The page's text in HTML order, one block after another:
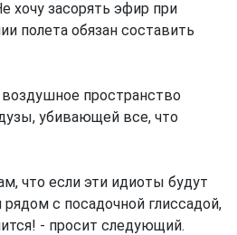
хочу засорять эфир при
полета обязан составить
пространство
убивающей все, что
что если эти идиоты будут
с посадочной глиссадой,
- просит следующий.